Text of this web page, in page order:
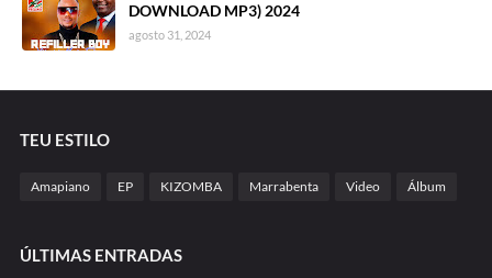
DOWNLOAD MP3) 2024
agosto 31, 2024
TEU ESTILO
Amapiano EP KIZOMBA Marrabenta Video Álbum
ÚLTIMAS ENTRADAS